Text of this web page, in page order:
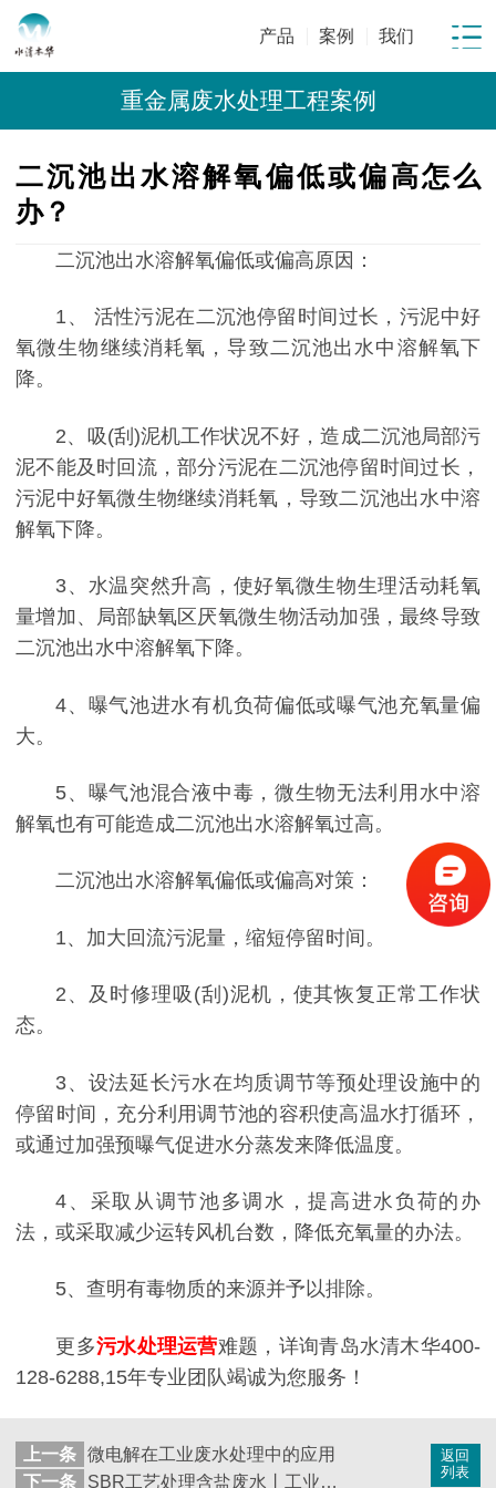
产品 案例 我们
重金属废水处理工程案例
二沉池出水溶解氧偏低或偏高怎么
办？
二沉池出水溶解氧偏低或偏高原因：
1、 活性污泥在二沉池停留时间过长，污泥中好
氧微生物继续消耗氧，导致二沉池出水中溶解氧下
降。
2、吸(刮)泥机工作状况不好，造成二沉池局部污
泥不能及时回流，部分污泥在二沉池停留时间过长，
污泥中好氧微生物继续消耗氧，导致二沉池出水中溶
解氧下降。
3、水温突然升高，使好氧微生物生理活动耗氧
量增加、局部缺氧区厌氧微生物活动加强，最终导致
二沉池出水中溶解氧下降。
4、曝气池进水有机负荷偏低或曝气池充氧量偏
大。
5、曝气池混合液中毒，微生物无法利用水中溶
解氧也有可能造成二沉池出水溶解氧过高。
二沉池出水溶解氧偏低或偏高对策：
1、加大回流污泥量，缩短停留时间。
2、及时修理吸(刮)泥机，使其恢复正常工作状
态。
3、设法延长污水在均质调节等预处理设施中的
停留时间，充分利用调节池的容积使高温水打循环，
或通过加强预曝气促进水分蒸发来降低温度。
4、采取从调节池多调水，提高进水负荷的办
法，或采取减少运转风机台数，降低充氧量的办法。
5、查明有毒物质的来源并予以排除。
更多污水处理运营难题，详询青岛水清木华400-
128-6288,15年专业团队竭诚为您服务！
返回
列表
上一条 微电解在工业废水处理中的应用
下一条
SBR工艺处理含盐废水丨工业废水处理